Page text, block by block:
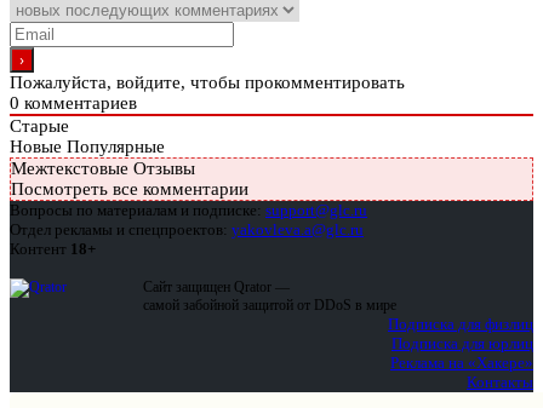
Пожалуйста, войдите, чтобы прокомментировать
0 комментариев
Старые
Новые Популярные
Межтекстовые Отзывы
Посмотреть все комментарии
Вопросы по материалам и подписке: support@glc.ru
Отдел рекламы и спецпроектов: yakovleva.a@glc.ru
Контент 18+
Сайт защищен Qrator —
самой забойной защитой от DDoS в мире
Подписка для физлиц
Подписка для юрлиц
Реклама на «Хакере»
Контакты